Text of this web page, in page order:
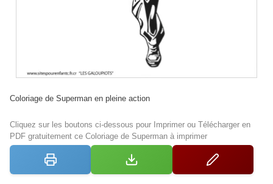
Coloriage de Superman en pleine action
Cliquez sur les boutons ci-dessous pour Imprimer ou Télécharger en
PDF gratuitement ce Coloriage de Superman à imprimer